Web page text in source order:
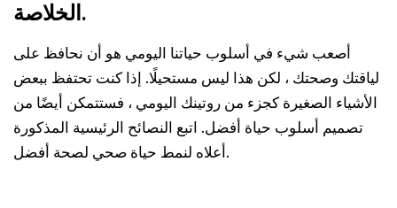
الخلاصة.
أصعب شيء في أسلوب حياتنا اليومي هو أن نحافظ على
لياقتك وصحتك ، لكن هذا ليس مستحيلًا. إذا كنت تحتفظ ببعض
الأشياء الصغيرة كجزء من روتينك اليومي ، فستتمكن أيضًا من
تصميم أسلوب حياة أفضل. اتبع النصائح الرئيسية المذكورة
أعلاه لنمط حياة صحي لصحة أفضل.